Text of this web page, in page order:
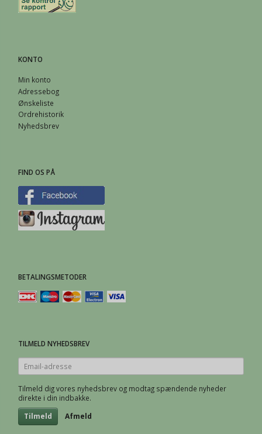
KONTO
Min konto
Adressebog
Ønskeliste
Ordrehistorik
Nyhedsbrev
FIND OS PÅ
BETALINGSMETODER
TILMELD NYHEDSBREV
Email-
adresse
Tilmeld dig vores nyhedsbrev og modtag spændende nyheder
direkte i din indbakke.
Tilmeld Afmeld